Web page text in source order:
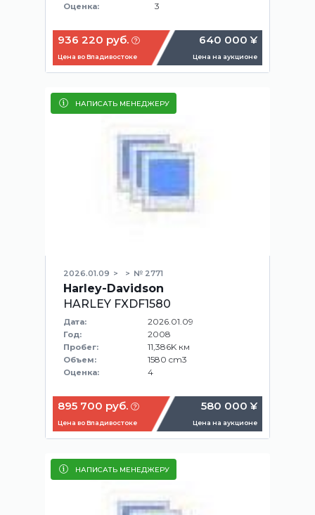
Оценка: 3
936 220 руб.
Цена во Владивостоке
640 000 ¥
Цена на аукционе
НАПИСАТЬ МЕНЕДЖЕРУ
2026.01.09 № 2771
Harley-Davidson
HARLEY FXDF1580
Дата: 2026.01.09
Год: 2008
Пробег: 11,386K км
Объем: 1580 cm3
Оценка: 4
895 700 руб.
Цена во Владивостоке
580 000 ¥
Цена на аукционе
НАПИСАТЬ МЕНЕДЖЕРУ